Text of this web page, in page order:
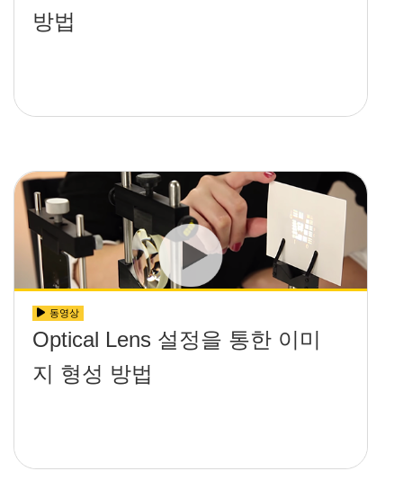
방법
동영상
Optical Lens 설정을 통한 이미
지 형성 방법